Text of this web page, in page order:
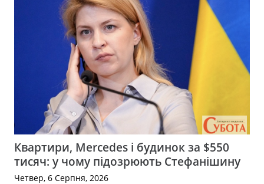
Квартири, Mercedes і будинок за $550
тисяч: у чому підозрюють Стефанішину
Четвер, 6 Серпня, 2026